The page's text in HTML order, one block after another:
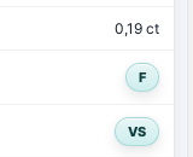
0,19 ct
F
VS